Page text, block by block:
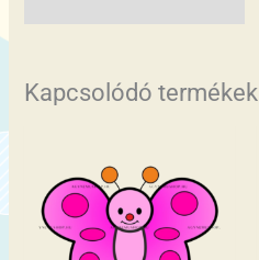
Kapcsolódó termékek